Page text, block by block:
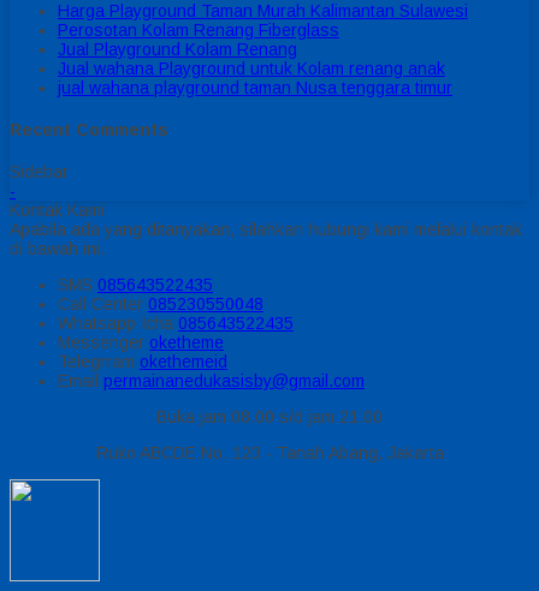
Harga Playground Taman Murah Kalimantan Sulawesi
Perosotan Kolam Renang Fiberglass
Jual Playground Kolam Renang
Jual wahana Playground untuk Kolam renang anak
jual wahana playground taman Nusa tenggara timur
Recent Comments
Sidebar
-
Kontak Kami
Apabila ada yang ditanyakan, silahkan hubungi kami melalui kontak
di bawah ini.
SMS 085643522435
Call Center 085230550048
Whatsapp Icha 085643522435
Messenger oketheme
Telegrram okethemeid
Email permainanedukasisby@gmail.com
Buka jam 08.00 s/d jam 21.00
Ruko ABCDE No. 123 - Tanah Abang, Jakarta